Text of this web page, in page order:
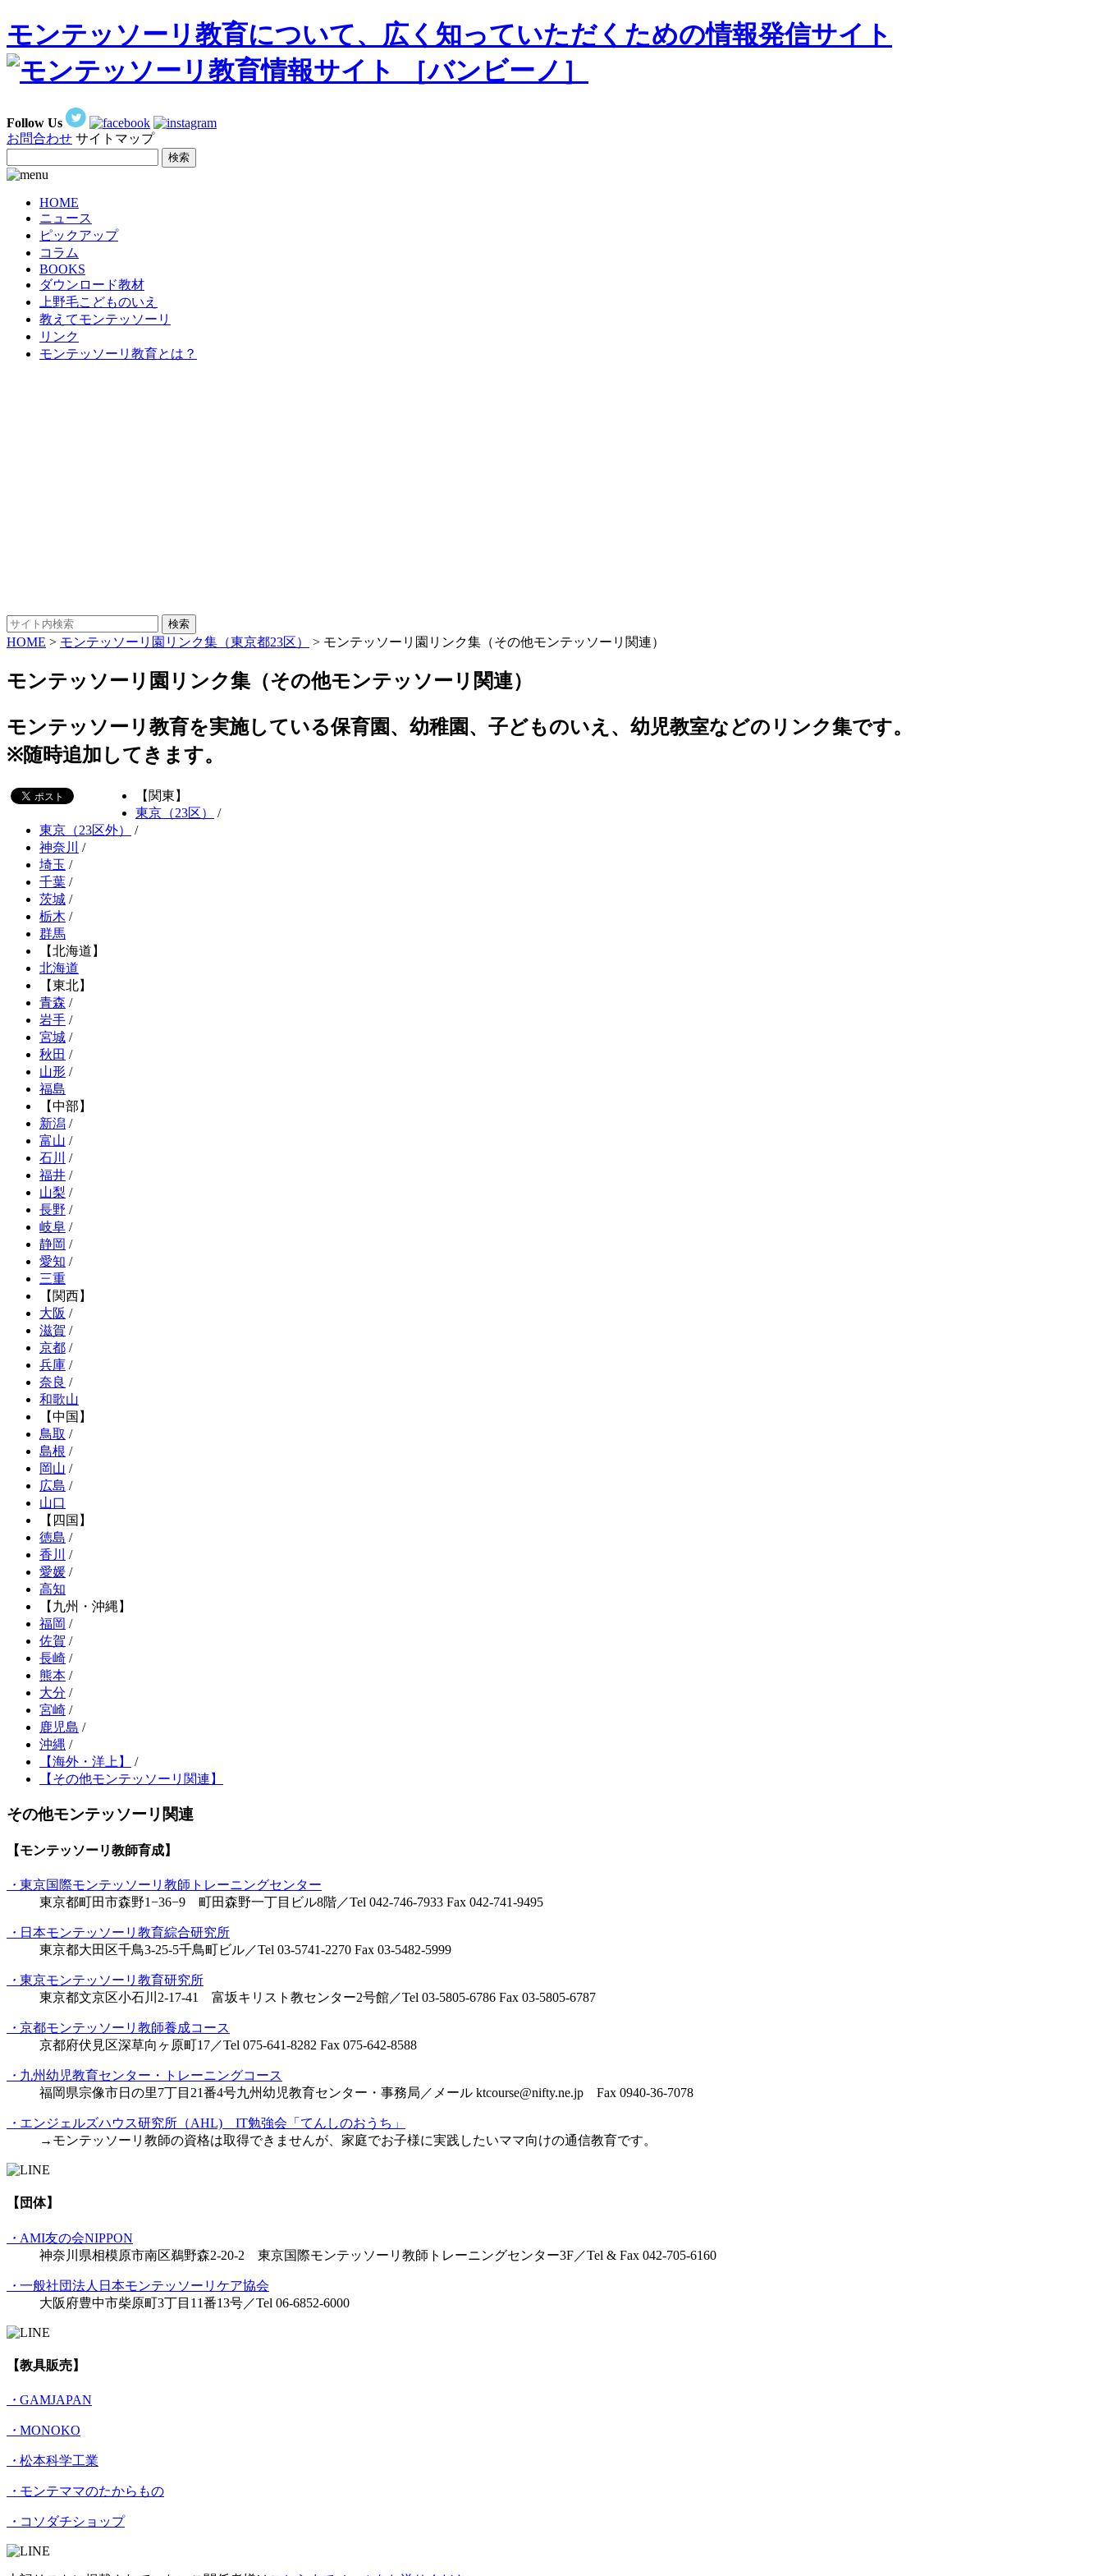
モンテッソーリ教育について、広く知っていただくための情報発信サイト
Follow Us
お問合わせ サイトマップ
HOME
ニュース
ピックアップ
コラム
BOOKS
ダウンロード教材
上野毛こどものいえ
教えてモンテッソーリ
リンク
モンテッソーリ教育とは？
HOME > モンテッソーリ園リンク集（東京都23区） > モンテッソーリ園リンク集（その他モンテッソーリ関連）
モンテッソーリ園リンク集（その他モンテッソーリ関連）
モンテッソーリ教育を実施している保育園、幼稚園、子どものいえ、幼児教室などのリンク集です。
※随時追加してきます。
【関東】
東京（23区）
/
東京（23区外）
/
神奈川
/
埼玉 /
千葉 /
茨城 /
栃木 /
群馬
【北海道】
北海道
【東北】
青森 /
岩手 /
宮城 /
秋田 /
山形 /
福島
【中部】
新潟 /
富山 /
石川
/
福井 /
山梨 /
長野 /
岐阜 /
静岡 /
愛知 /
三重
【関西】
大阪 /
滋賀 /
京都 /
兵庫 /
奈良 /
和歌山
【中国】
鳥取 /
島根 /
岡山 /
広島 /
山口
【四国】
徳島 /
香川
/
愛媛 /
高知
【九州・沖縄】
福岡 /
佐賀 /
長崎 /
熊本 /
大分 /
宮崎 /
鹿児島 /
沖縄 /
【海外・洋上】
/
【その他モンテッソーリ関連】
その他モンテッソーリ関連
【モンテッソーリ教師育成】
・ 東京国際モンテッソーリ教師トレーニングセンター
東京都町田市森野1−36−9 町田森野一丁目ビル8階／Tel 042-746-7933 Fax 042-741-9495
・ 日本モンテッソーリ教育綜合研究所
東京都大田区千鳥3-25-5千鳥町ビル／Tel 03-5741-2270 Fax 03-5482-5999
・ 東京モンテッソーリ教育研究所
東京都文京区小石川2-17-41 富坂キリスト教センター2号館／Tel 03-5805-6786 Fax 03-5805-6787
・ 京都モンテッソーリ教師養成コース
京都府伏見区深草向ヶ原町17／Tel 075-641-8282 Fax 075-642-8588
・ 九州幼児教育センター・トレーニングコース
福岡県宗像市日の里7丁目21番4号九州幼児教育センター・事務局／メール ktcourse@nifty.ne.jp Fax 0940-36-7078
・ エンジェルズハウス研究所（AHL) IT勉強会「てんしのおうち」
→モンテッソーリ教師の資格は取得できませんが、家庭でお子様に実践したいママ向けの通信教育です。
【団体】
・ AMI友の会NIPPON
神奈川県相模原市南区鵜野森2-20-2 東京国際モンテッソーリ教師トレーニングセンター3F／Tel & Fax 042-705-6160
・ 一般社団法人日本モンテッソーリケア協会
大阪府豊中市柴原町3丁目11番13号／Tel 06-6852-6000
【教具販売】
・ GAMJAPAN
・ MONOKO
・ 松本科学工業
・ モンテママのたからもの
・ コソダチショップ